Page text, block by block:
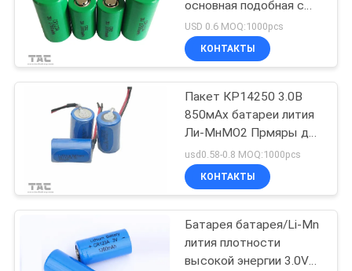
СЛУЧАИ
СПРОСИТЕ
ЦИТАТУ
КАРТА
САЙТА
POLICY
основная подобная с
Панасоник
USD 0.6 MOQ:1000pcs
КОНТАКТЫ
Пакет КР14250 3.0В
850мАх батареи лития
Ли-МнМО2 Прмяры для
кресло-коляскы
usd0.58-0.8 MOQ:1000pcs
КОНТАКТЫ
Батарея батарея/Li-Mn
лития плотности
высокой энергии 3.0V